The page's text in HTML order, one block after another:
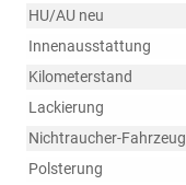
HU/AU neu
Innenausstattung
Kilometerstand
Lackierung
Nichtraucher-Fahrzeug
Polsterung